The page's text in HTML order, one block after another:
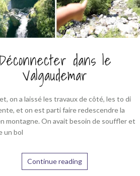
dans le
Valgaudemar
on a laissé les travaux de côté, les to di
et on est parti faire redescendre la
montagne. On avait besoin de souffler et
un bol
Continue reading